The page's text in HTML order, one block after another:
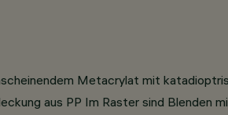
Metacrylat mit
aus PP Im Raster sind Blenden